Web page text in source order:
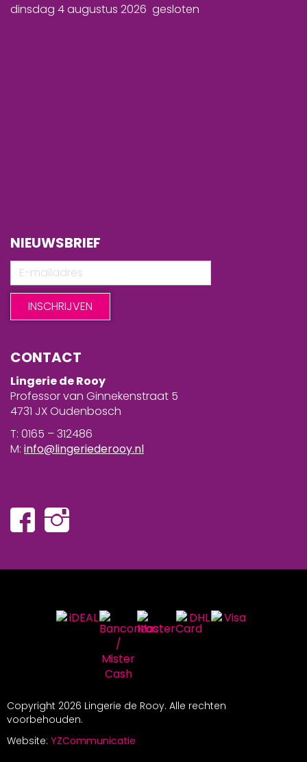
dinsdag 4 augustus 2026 gesloten
NIEUWSBRIEF
CONTACT
Lingerie de Rooy
Professor van Ginnekenstraat 5
4731 JX Oudenbosch
T: 0165 – 312486
M: info@lingeriederooy.nl
Copyright 2026 Lingerie de Rooy. Alle rechten
voorbehouden.
Website: YZCommunicatie